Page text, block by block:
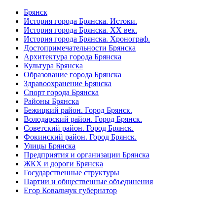
Брянск
История города Брянска. Истоки.
История города Брянска. XX век.
История города Брянска. Хронограф.
Достопримечательности Брянска
Архитектура города Брянска
Культура Брянска
Образование города Брянска
Здравоохранение Брянска
Спорт города Брянска
Районы Брянска
Бежицкий район. Город Брянск.
Володарский район. Город Брянск.
Советский район. Город Брянск.
Фокинский район. Город Брянск.
Улицы Брянска
Предприятия и организации Брянска
ЖКХ и дороги Брянска
Государственные структуры
Партии и общественные объединения
Егор Ковальчук губернатор